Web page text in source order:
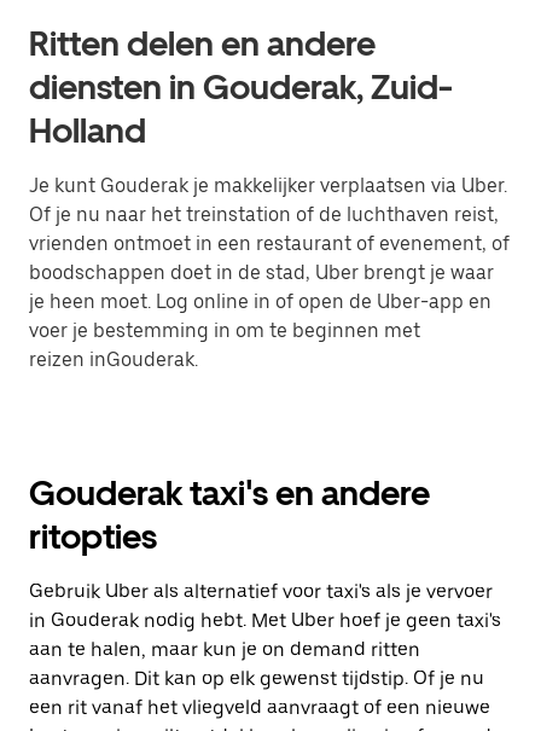
Ritten delen en andere
diensten in Gouderak, Zuid-
Holland
Je kunt Gouderak je makkelijker verplaatsen via Uber.
Of je nu naar het treinstation of de luchthaven reist,
vrienden ontmoet in een restaurant of evenement, of
boodschappen doet in de stad, Uber brengt je waar
je heen moet. Log online in of open de Uber-app en
voer je bestemming in om te beginnen met
reizen inGouderak.
Gouderak taxi's en andere
ritopties
Gebruik Uber als alternatief voor taxi's als je vervoer
in Gouderak nodig hebt. Met Uber hoef je geen taxi's
aan te halen, maar kun je on demand ritten
aanvragen. Dit kan op elk gewenst tijdstip. Of je nu
een rit vanaf het vliegveld aanvraagt of een nieuwe